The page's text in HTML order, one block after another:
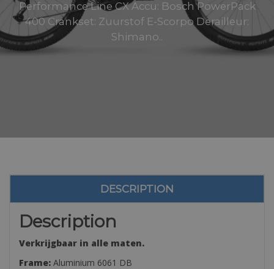
Performance Line CX Accu: Bosch PowerPack
400 Crankset: Zuurstof E-Scorpo Derailleur:
Shimano..
DESCRIPTION
Description
Verkrijgbaar in alle maten.
Frame: Aluminium 6061 DB